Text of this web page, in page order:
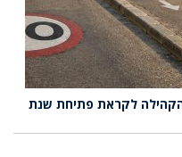
לקראת פתיחת שנת